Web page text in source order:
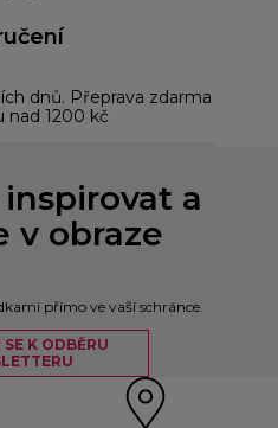
dnů. Přeprava zdarma
nad 1200 kč
a
v obraze
přímo ve vaší schránce.
K ODBĚRU